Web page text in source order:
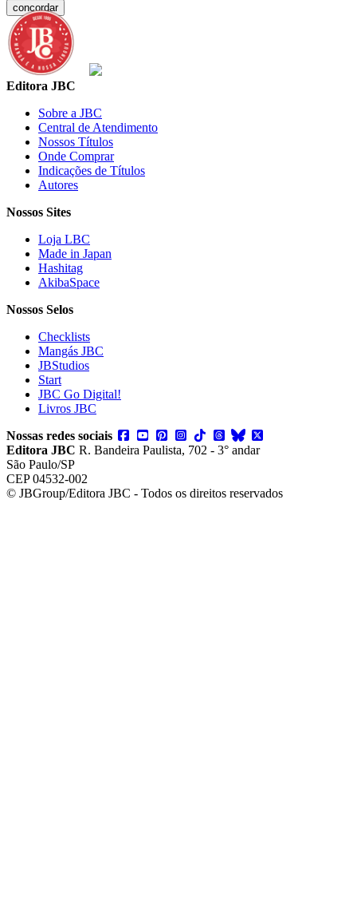
concordar
Editora JBC
Sobre a JBC
Central de Atendimento
Nossos Títulos
Onde Comprar
Indicações de Títulos
Autores
Nossos Sites
Loja LBC
Made in Japan
Hashitag
AkibaSpace
Nossos Selos
Checklists
Mangás JBC
JBStudios
Start
JBC Go Digital!
Livros JBC
Nossas redes sociais
Editora JBC R. Bandeira Paulista, 702 - 3° andar
São Paulo/SP
CEP 04532-002
© JBGroup/Editora JBC - Todos os direitos reservados